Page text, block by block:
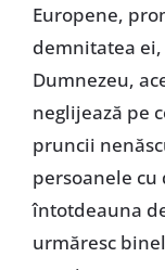
Europene,
demnitatea
Dumnezeu,
neglijează pe
pruncii
persoanele
întotdeauna
urmăresc